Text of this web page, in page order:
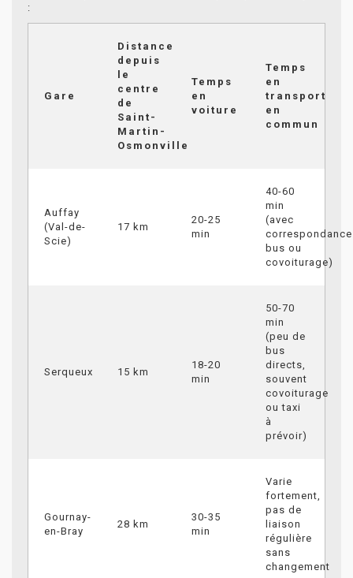
:
Gare
Distance
depuis
le
centre
de
Saint-
Martin-
Osmonville
Temps
en
voiture
Temps
en
transport
en
commun
Auffay
(Val-de-
Scie)
17 km
20-25
min
40-60
min
(avec
correspondance
bus ou
covoiturage)
Serqueux 15 km
18-20
min
50-70
min
(peu de
bus
directs,
souvent
covoiturage
ou taxi
à
prévoir)
Gournay-
en-Bray
28 km
30-35
min
Varie
fortement,
pas de
liaison
régulière
sans
changement